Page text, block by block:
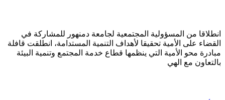
انطلاقا من المسؤولية المجتمعية لجامعة دمنهور للمشاركة في
القضاء على الأمية تحقيقا لأهداف التنمية المستدامة، انطلقت قافلة
مبادرة محو الأمية التي ينظمها قطاع خدمة المجتمع وتنمية البيئة
بالتعاون مع الهي